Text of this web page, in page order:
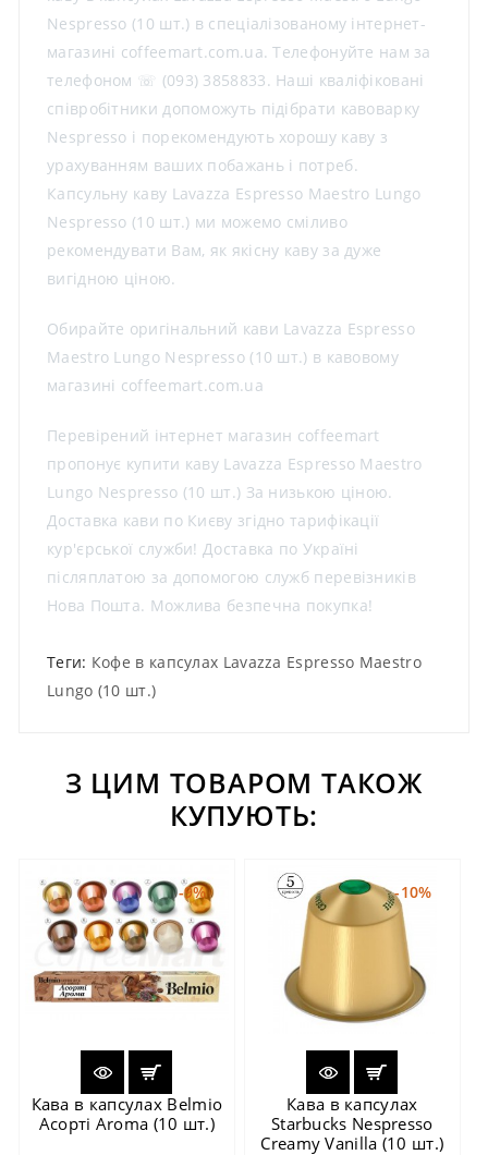
Nespresso (10 шт.) в спеціалізованому інтернет-
магазині coffeemart.com.ua. Телефонуйте нам за
телефоном ☏ (093) 3858833. Наші кваліфіковані
співробітники допоможуть підібрати кавоварку
Nespresso і порекомендують хорошу каву з
урахуванням ваших побажань і потреб.
Капсульну каву Lavazza Espresso Maestro Lungo
Nespresso (10 шт.) ми можемо сміливо
рекомендувати Вам, як якісну каву за дуже
вигідною ціною.
Обирайте оригінальний кави Lavazza Espresso
Maestro Lungo Nespresso (10 шт.) в кавовому
магазині coffeemart.com.ua
Перевірений інтернет магазин coffeemart
пропонує купити каву Lavazza Espresso Maestro
Lungo Nespresso (10 шт.) За низькою ціною.
Доставка кави по Києву згідно тарифікації
кур'єрської служби! Доставка по Україні
післяплатою за допомогою служб перевізників
Нова Пошта. Можлива безпечна покупка!
Теги: Кофе в капсулах Lavazza Espresso Maestro
Lungo (10 шт.)
З ЦИМ ТОВАРОМ ТАКОЖ
КУПУЮТЬ:
-9%
Кава в капсулах Belmio
Асорті Aroma (10 шт.)
-10%
Кава в капсулах
Starbucks Nespresso
Creamy Vanilla (10 шт.)